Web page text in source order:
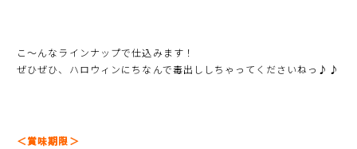
こ〜んなラインナップで仕込みます！
ぜひぜひ、ハロウィンにちなんで毒出ししちゃってくださいねっ♪♪
＜賞味期限＞